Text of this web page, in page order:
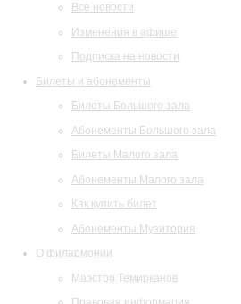
Все новости
Изменения в афише
Подписка на новости
Билеты и абонементы
Билеты Большого зала
Абонементы Большого зала
Билеты Малого зала
Абонементы Малого зала
Как купить билет
Абонементы Музитория
О филармонии
Маэстро Темирканов